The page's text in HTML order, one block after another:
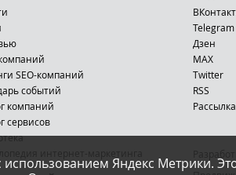
Яндекс Метрики.
SEO-компаний
событий
компаний
сервисов
Telegram
Дзен
MAX
Тwitter
RSS
Рассылка